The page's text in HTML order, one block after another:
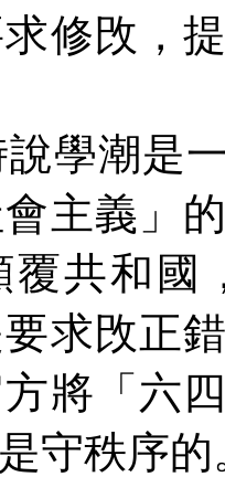
修攺，
學潮是
會主義」
覆共和國
求攺正
將「六
守秩序的